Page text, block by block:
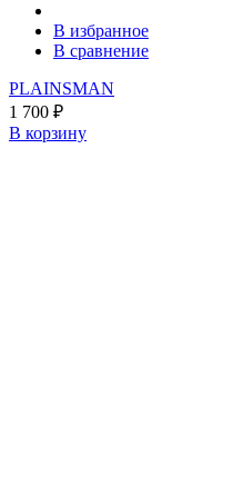
В избранное
В сравнение
PLAINSMAN
1 700 ₽
В корзину